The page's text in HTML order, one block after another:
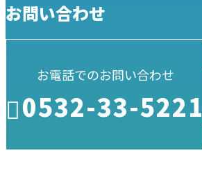
お問い合わせ
お電話でのお問い合わせ
0532-33-5221